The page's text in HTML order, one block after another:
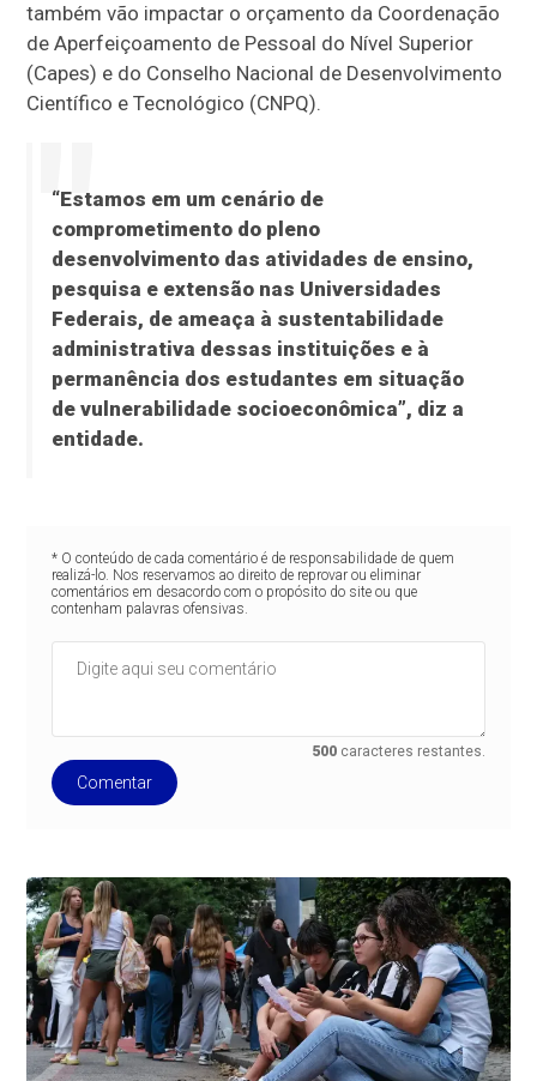
também vão impactar o orçamento da Coordenação
de Aperfeiçoamento de Pessoal do Nível Superior
(Capes) e do Conselho Nacional de Desenvolvimento
Científico e Tecnológico (CNPQ).
“Estamos em um cenário de
comprometimento do pleno
desenvolvimento das atividades de ensino,
pesquisa e extensão nas Universidades
Federais, de ameaça à sustentabilidade
administrativa dessas instituições e à
permanência dos estudantes em situação
de vulnerabilidade socioeconômica”, diz a
entidade.
* O conteúdo de cada comentário é de responsabilidade de quem
realizá-lo. Nos reservamos ao direito de reprovar ou eliminar
comentários em desacordo com o propósito do site ou que
contenham palavras ofensivas.
500 caracteres restantes.
Comentar